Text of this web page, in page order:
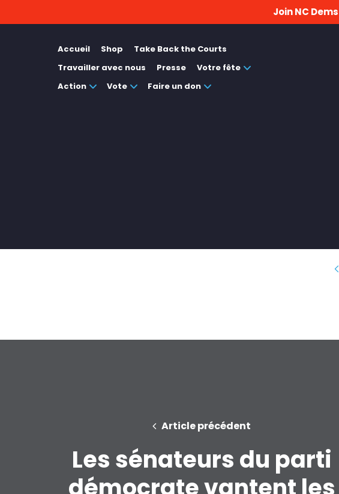
Join NC
Accueil Shop
Take Back the Courts
Travailler avec nous
Presse
Votre fête
Action
Vote Faire un don
Article précédent
Les sénateurs du parti
démocrate vantent les